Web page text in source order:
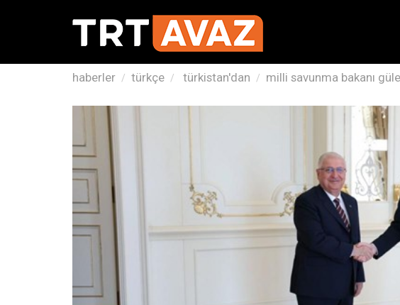
haberler türkçe türkistan'dan milli savunma bakanı